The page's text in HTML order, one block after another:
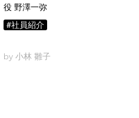
役 野澤一弥
#社員紹介
by 小林 雛子